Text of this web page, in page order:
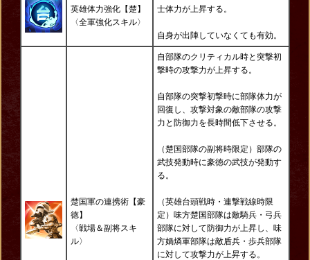
英雄体力強化【楚】
〈全軍強化スキル〉
士体力が上昇する。
自身が出陣していなくても有効。
楚国軍の連携術【豪
徳】
〈戦場＆副将スキ
ル〉
自部隊のクリティカル時と突撃初
撃時の攻撃力が上昇する。
自部隊の突撃初撃時に部隊体力が
回復し、攻撃対象の敵部隊の攻撃
力と防御力を長時間低下させる。
（楚国部隊の副将時限定）部隊の
武技発動時に豪徳の武技が発動す
る。
（英雄台頭戦時・連撃戦線時限
定）味方楚国部隊は敵騎兵・弓兵
部隊に対して防御力が上昇し、味
方媧燐軍部隊は敵盾兵・歩兵部隊
に対して攻撃力が上昇する。